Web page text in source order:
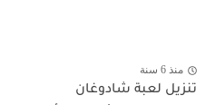
منذ 6 سنة
تنزيل لعبة شادوغان